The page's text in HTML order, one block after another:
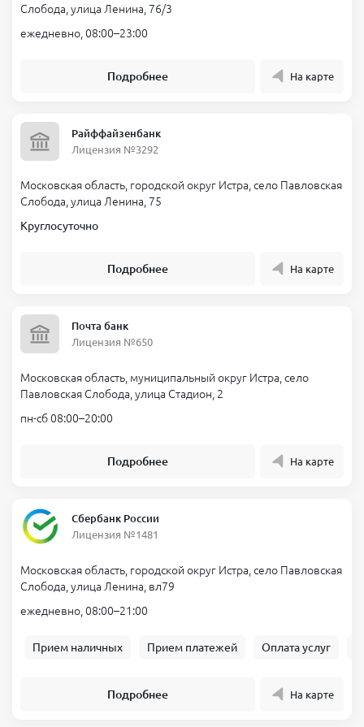
Слобода, улица Ленина, 76/3
ежедневно, 08:00–23:00
Подробнее На карте
Райффайзенбанк
Лицензия №3292
Московская область, городской округ Истра, село Павловская
Слобода, улица Ленина, 75
Круглосуточно
Подробнее На карте
Почта банк
Лицензия №650
Московская область, муниципальный округ Истра, село
Павловская Слобода, улица Стадион, 2
пн-сб 08:00–20:00
Подробнее На карте
Сбербанк России
Лицензия №1481
Московская область, городской округ Истра, село Павловская
Слобода, улица Ленина, вл79
ежедневно, 08:00–21:00
Прием наличных Прием платежей Оплата услуг
Подробнее На карте